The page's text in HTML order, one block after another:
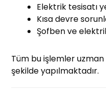
Elektrik tesisatı
Kısa devre
Şofben ve
Tüm bu işlemler
şekilde yapılmaktadır.